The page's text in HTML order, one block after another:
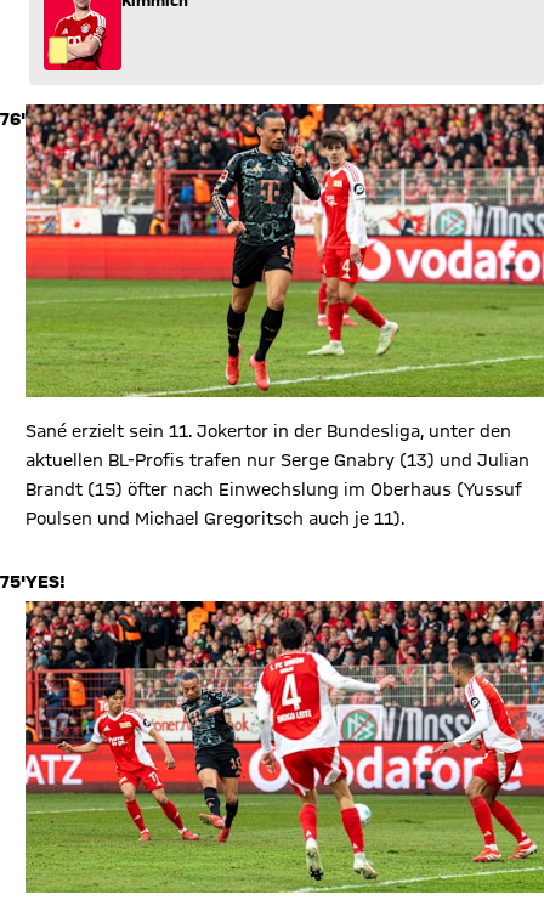
76'
Sané erzielt sein 11. Jokertor in der Bundesliga, unter den
aktuellen BL-Profis trafen nur Serge Gnabry (13) und Julian
Brandt (15) öfter nach Einwechslung im Oberhaus (Yussuf
Poulsen und Michael Gregoritsch auch je 11).
75'YES!